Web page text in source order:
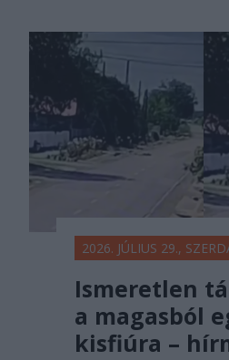
2026. JÚLIUS 29.,
Ismeretlen
a magasból
kisfiúra –